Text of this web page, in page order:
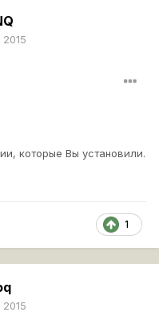
которые Вы установили.
1